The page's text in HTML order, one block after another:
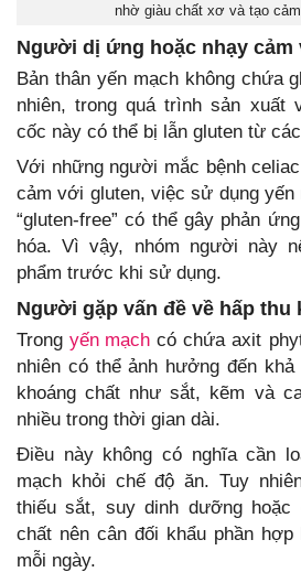
nhờ giàu chất xơ và tạo cảm
Người dị ứng hoặc nhạy cảm
Bản thân yến mạch không chứa
nhiên, trong quá trình sản xuất
cốc này có thể bị lẫn gluten từ
Với những người mắc bệnh
cảm với gluten, việc sử dụng yến
“gluten-free” có thể gây phản
hóa. Vì vậy, nhóm người này
phẩm trước khi sử dụng.
Người gặp vấn đề về hấp thu
Trongyến mạch có chứa axit
nhiên có thể ảnh hưởng đến
khoáng chất như sắt, kẽm và
nhiều trong thời gian dài.
Điều này không có nghĩa cần
mạch khỏi chế độ ăn. Tuy
thiếu sắt, suy dinh dưỡng hoặc
chất nên cân đối khẩu phần
mỗi ngày.